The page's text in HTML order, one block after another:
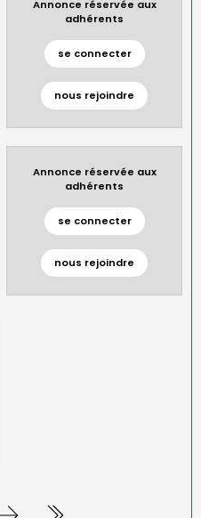
Annonce réservée aux
adhérents
se connecter
nous rejoindre
Annonce réservée aux
adhérents
se connecter
nous rejoindre